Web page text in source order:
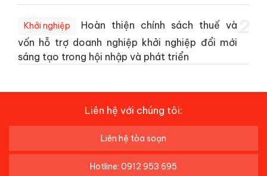
Khởi nghiệp
Hoàn thiện chính sách thuế và
vốn hỗ trợ doanh nghiệp khởi nghiệp đổi mới
sáng tạo trong hội nhập và phát triển
Liên hệ với chúng tôi:
Liên hệ tòa soạn
Hotline: 0912 953 695